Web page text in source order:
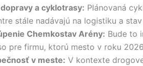
a cyklotrasy: Plánovaná
stále nadávajú na logistiku a
Chemkostav Arény: Bude to
pre firmu, ktorú mesto v roku
v meste: V kontexte